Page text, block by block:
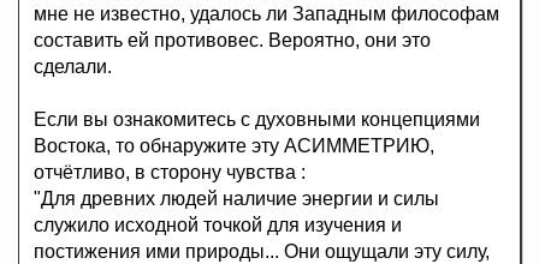
мне не известно, удалось ли Западным философам
составить ей противовес. Вероятно, они это
сделали.
Если вы ознакомитесь с духовными концепциями
Востока, то обнаружите эту АСИММЕТРИЮ,
отчётливо, в сторону чувства :
"Для древних людей наличие энергии и силы
служило исходной точкой для изучения и
постижения ими природы... Они ощущали эту силу,